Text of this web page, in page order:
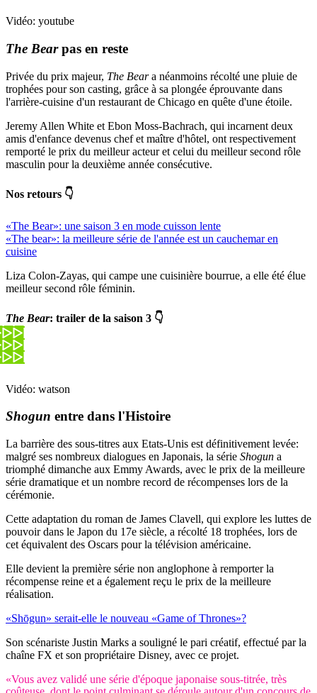
Vidéo: youtube
The Bearpas en reste
Privée du prix majeur, The Beara néanmoins récolté une pluie de
trophées pour son casting, grâce à sa plongée éprouvante dans
l'arrière-cuisine d'un restaurant de Chicago en quête d'une étoile.
Jeremy Allen White et Ebon Moss-Bachrach, qui incarnent deux
amis d'enfance devenus chef et maître d'hôtel, ont respectivement
remporté le prix du meilleur acteur et celui du meilleur second rôle
masculin pour la deuxième année consécutive.
Nos retours 👇
«The Bear»: une saison 3 en mode cuisson lente
«The bear»: la meilleure série de l'année est un cauchemar en
cuisine
Liza Colon-Zayas, qui campe une cuisinière bourrue, a elle été élue
meilleur second rôle féminin.
The Bear: trailer de la saison 3 👇
Vidéo: watson
Shogun entre dans l'Histoire
La barrière des sous-titres aux Etats-Unis est définitivement levée:
malgré ses nombreux dialogues en Japonais, la série Shogun a
triomphé dimanche aux Emmy Awards, avec le prix de la meilleure
série dramatique et un nombre record de récompenses lors de la
cérémonie.
Cette adaptation du roman de James Clavell, qui explore les luttes de
pouvoir dans le Japon du 17e siècle, a récolté 18 trophées, lors de
cet équivalent des Oscars pour la télévision américaine.
Elle devient la première série non anglophone à remporter la
récompense reine et a également reçu le prix de la meilleure
réalisation.
«Shōgun» serait-elle le nouveau «Game of Thrones»?
Son scénariste Justin Marks a souligné le pari créatif, effectué par la
chaîne FX et son propriétaire Disney, avec ce projet.
«Vous avez validé une série d'époque japonaise sous-titrée, très